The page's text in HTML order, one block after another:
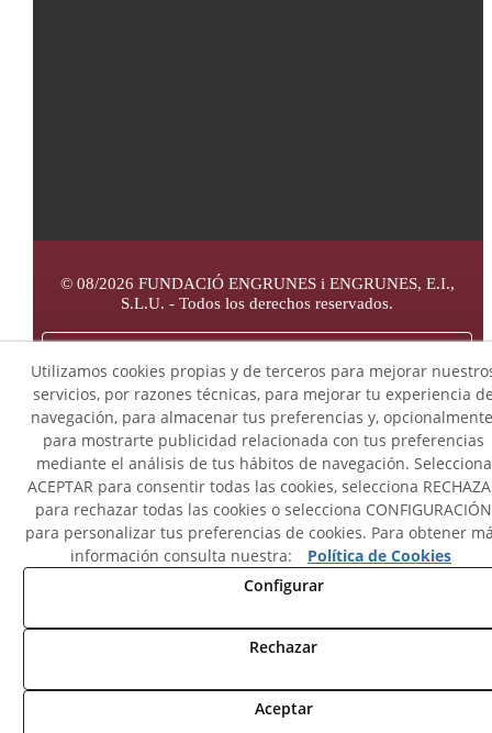
© 08/2026 FUNDACIÓ ENGRUNES i ENGRUNES, E.I.,
S.L.U. - Todos los derechos reservados.
Canal ético de denuncias
Mapa Web
Política Cookies
Política de Privacidad
Utilizamos cookies propias y de terceros para mejorar
servicios, por razones técnicas, para mejorar tu experiencia
navegación, para almacenar tus preferencias y,
para mostrarte publicidad relacionada con tus preferencias
mediante el análisis de tus hábitos de navegación. Selecciona
ACEPTAR para consentir todas las cookies, selecciona
para rechazar todas las cookies o selecciona CONFIGURACIÓN
para personalizar tus preferencias de cookies. Para obtener
información consulta nuestra:
Política de Cookies
Configurar
Rechazar
Aceptar